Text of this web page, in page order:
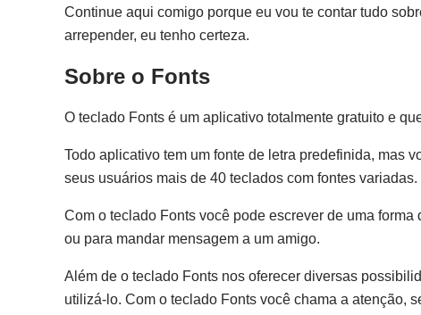
Continue aqui comigo porque eu vou te contar tudo
arrepender, eu tenho certeza.
Sobre o Fonts
O teclado Fonts é um aplicativo totalmente gratuito e
Todo aplicativo tem um fonte de letra predefinida, mas
seus usuários mais de 40 teclados com fontes variadas.
Com o teclado Fonts você pode escrever de uma
ou para mandar mensagem a um amigo.
Além de o teclado Fonts nos oferecer diversas
utilizá-lo. Com o teclado Fonts você chama a atenção,